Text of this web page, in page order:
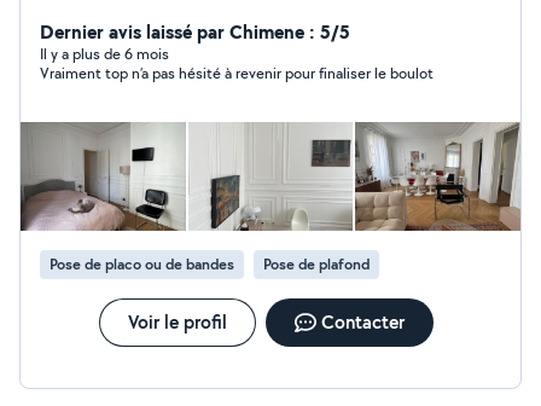
polymère, polystyrène... Je peux vous orienter dans le
choix du matériel, où vous en procurer ou carrément me
charger de toute la partie logistique... N'hésitez pas à
pas par où commencer. Les photos sur l'annonce sont
quelques unes de mes réalisations. Disponible sur toute
l'Ile-de-France et départements voisins. 06 sept4 deux9
18 38 Cordialement, Nathan #Cimaise #cadre bois
#panneau mural #moulures #décoration murale
#décoration d'intérieur #corniche #staff #plâtre
Retrouvez moi sur LBC Nathan78. /profil/18c228d0-
11c7-42af-bd33-b4ef6e832541/
Dernier avis laissé par Chimene : 5/5
Il y a plus de 6 mois
Vraiment top n’a pas hésité à revenir pour finaliser le boulot
Pose de placo ou de bandes Pose de plafond
Voir le profil Contacter